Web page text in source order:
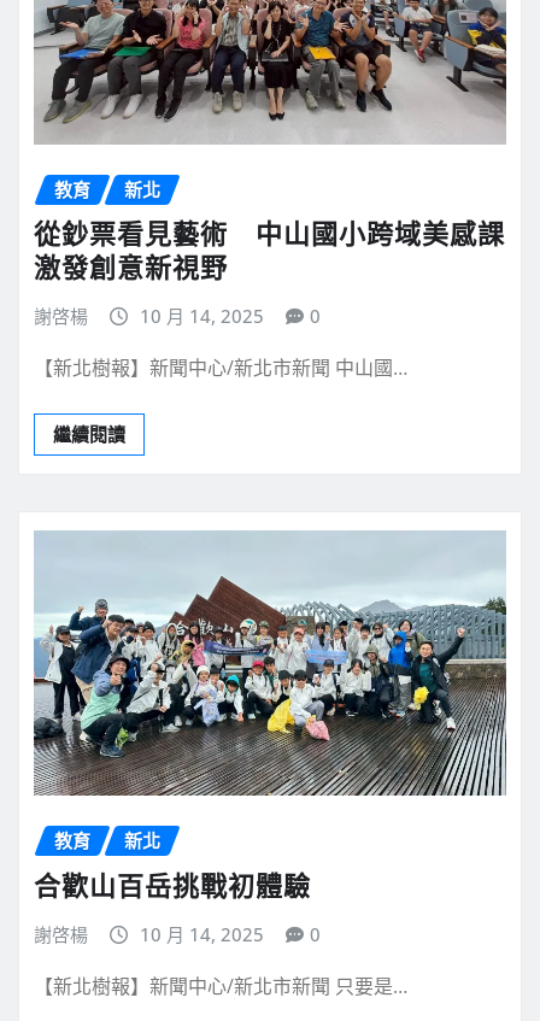
教育 新北
從鈔票看見藝術 中山國小跨域美感課
激發創意新視野
謝啓楊 10 月 14, 2025 0
【新北樹報】新聞中心/新北市新聞 中山國…
繼續閱讀
教育 新北
合歡山百岳挑戰初體驗
謝啓楊 10 月 14, 2025 0
【新北樹報】新聞中心/新北市新聞 只要是…